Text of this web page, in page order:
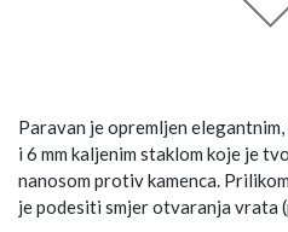
Paravan je opremljen
i 6 mm kaljenim staklom koje je
nanosom protiv kamenca.
je podesiti smjer otvaranja vrata